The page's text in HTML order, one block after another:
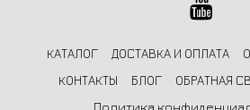
КАТАЛОГ ДОСТАВКА И ОПЛАТА
КОНТАКТЫ
БЛОГ ОБРАТНАЯ